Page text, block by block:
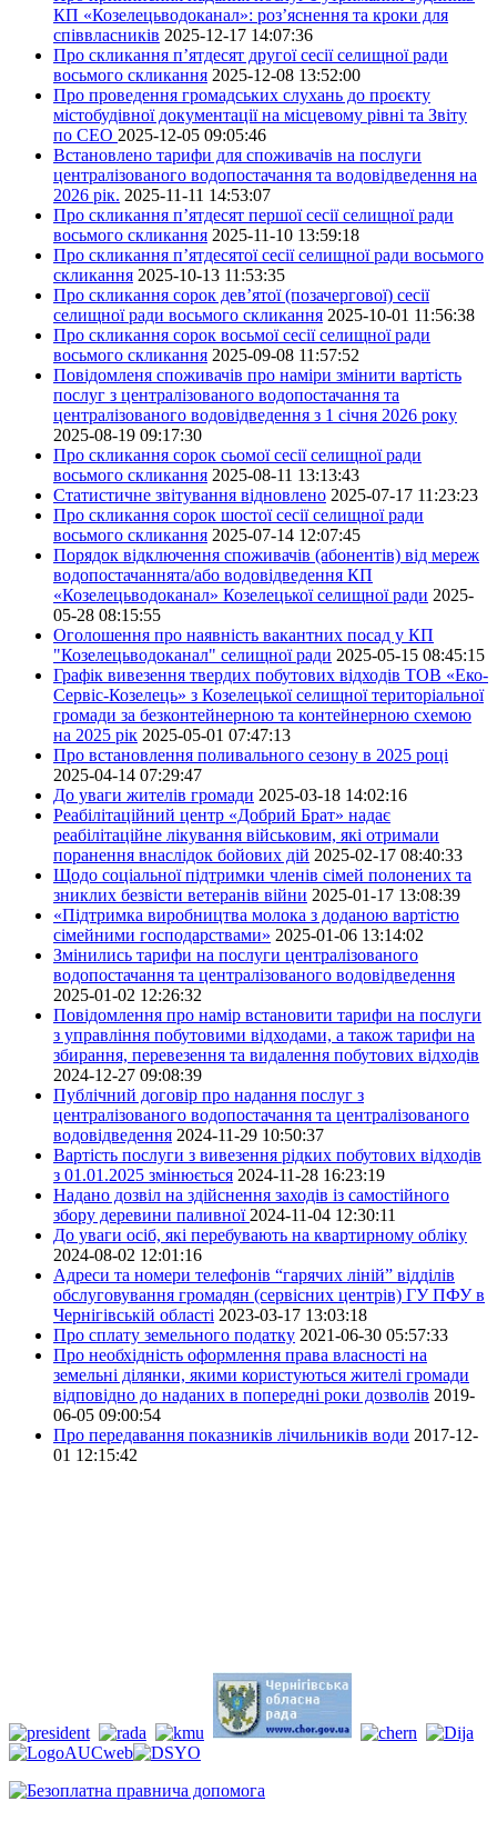
КП «Козелецьводоканал»: роз’яснення та кроки для
співвласників 2025-12-17 14:07:36
Про скликання п’ятдесят другої сесії селищної ради
восьмого скликання 2025-12-08 13:52:00
Про проведення громадських слухань до проєкту
містобудівної документації на місцевому рівні та Звіту
по СЕО 2025-12-05 09:05:46
Встановлено тарифи для споживачів на послуги
централізованого водопостачання та водовідведення на
2026 рік. 2025-11-11 14:53:07
Про скликання п’ятдесят першої сесії селищної ради
восьмого скликання 2025-11-10 13:59:18
Про скликання п’ятдесятої сесії селищної ради восьмого
скликання 2025-10-13 11:53:35
Про скликання сорок дев’ятої (позачергової) сесії
селищної ради восьмого скликання 2025-10-01 11:56:38
Про скликання сорок восьмої сесії селищної ради
восьмого скликання 2025-09-08 11:57:52
Повідомленя споживачів про наміри змінити вартість
послуг з централізованого водопостачання та
централізованого водовідведення з 1 січня 2026 року
2025-08-19 09:17:30
Про скликання сорок сьомої сесії селищної ради
восьмого скликання 2025-08-11 13:13:43
Статистичне звітування відновлено 2025-07-17 11:23:23
Про скликання сорок шостої сесії селищної ради
восьмого скликання 2025-07-14 12:07:45
Порядок відключення споживачів (абонентів) від мереж
водопостачаннята/або водовідведення КП
«Козелецьводоканал» Козелецької селищної ради 2025-
05-28 08:15:55
Оголошення про наявність вакантних посад у КП
"Козелецьводоканал" селищної ради 2025-05-15 08:45:15
Графік вивезення твердих побутових відходів ТОВ «Еко-
Сервіс-Козелець» з Козелецької селищної територіальної
громади за безконтейнерною та контейнерною схемою
на 2025 рік 2025-05-01 07:47:13
Про встановлення поливального сезону в 2025 році
2025-04-14 07:29:47
До уваги жителів громади 2025-03-18 14:02:16
Реабілітаційний центр «Добрий Брат» надає
реабілітаційне лікування військовим, які отримали
поранення внаслідок бойових дій 2025-02-17 08:40:33
Щодо соціальної підтримки членів сімей полонених та
зниклих безвісти ветеранів війни 2025-01-17 13:08:39
«Підтримка виробництва молока з доданою вартістю
сімейними господарствами» 2025-01-06 13:14:02
Змінились тарифи на послуги централізованого
водопостачання та централізованого водовідведення
2025-01-02 12:26:32
Повідомлення про намір встановити тарифи на послуги
з управління побутовими відходами, а також тарифи на
збирання, перевезення та видалення побутових відходів
2024-12-27 09:08:39
Публічний договір про надання послуг з
централізованого водопостачання та централізованого
водовідведення 2024-11-29 10:50:37
Вартість послуги з вивезення рідких побутових відходів
з 01.01.2025 змінюється 2024-11-28 16:23:19
Надано дозвіл на здійснення заходів із самостійного
збору деревини паливної2024-11-04 12:30:11
До уваги осіб, які перебувають на квартирному обліку
2024-08-02 12:01:16
Адреси та номери телефонів “гарячих ліній” відділів
обслуговування громадян (сервісних центрів) ГУ ПФУ в
Чернігівській області 2023-03-17 13:03:18
Про сплату земельного податку 2021-06-30 05:57:33
Про необхідність оформлення права власності на
земельні ділянки, якими користуються жителі громади
відповідно до наданих в попередні роки дозволів 2019-
06-05 09:00:54
Про передавання показників лічильників води 2017-12-
01 12:15:42